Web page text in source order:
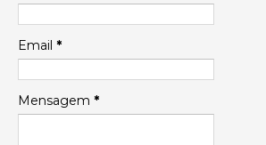
Email *
Mensagem *